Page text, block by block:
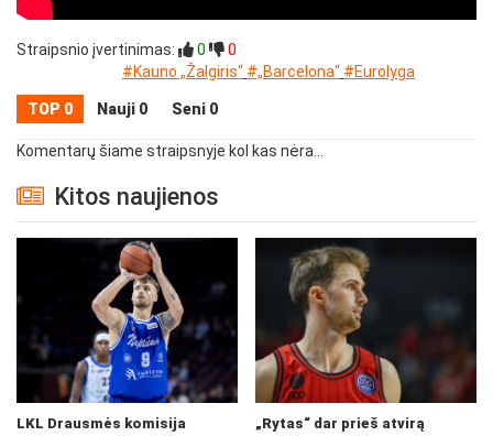
Straipsnio įvertinimas: 0
0
#Kauno „Žalgiris“ #„Barcelona“ #Eurolyga
TOP 0 Nauji 0 Seni 0
Komentarų šiame straipsnyje kol kas nėra...
Kitos naujienos
LKL Drausmės komisija
„Rytas“ dar prieš atvirą